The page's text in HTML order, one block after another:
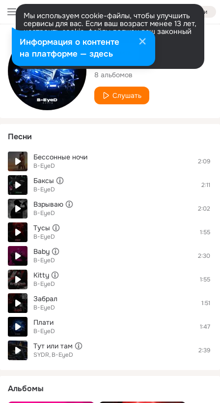
Войти
Мы используем cookie-файлы, чтобы улучшить
сервисы для вас. Если ваш возраст менее 13 лет,
настроить cookie-файлы должен ваш законный
представитель. Больше информации
Разрешить все Настроить
Исполнитель
B-EyeD
8 альбомов
Слушать
Песни
Бессонные ночи
B-EyeD
2:09
Баксы
B-EyeD
2:11
Взрываю
B-EyeD
2:02
Тусы
B-EyeD
1:55
Baby
B-EyeD
2:30
Kitty
B-EyeD
1:55
Забрал
B-EyeD
1:51
Плати
B-EyeD
1:47
Тут или там
SYDR B-EyeD
2:39
Альбомы
Информация о контенте
на платформе — здесь